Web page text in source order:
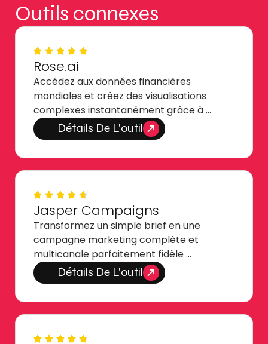
Outils connexes
Rose.ai
Accédez aux données financières
mondiales et créez des visualisations
complexes instantanément grâce à …
Détails De L'outil
Jasper Campaigns
Transformez un simple brief en une
campagne marketing complète et
multicanale parfaitement fidèle …
Détails De L'outil